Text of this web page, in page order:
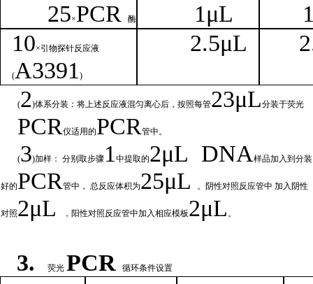
25×PCR 酶 1μL
10×引物探针反应液
(A3391)
2.5μL 2
(2)体系分装：将上述反应液混匀离心后，按照每管23μL分装于荧光
PCR仪适用的PCR管中。
(3)加样： 分别取步骤1 中提取的2μL DNA样品加入到分装
好的PCR管中， 总反应体积为25μL 。阴性对照反应管中 加入阴性
对照2μL ，阳性对照反应管中加入相应模板2μL 。
3. 荧光 PCR 循环条件设置